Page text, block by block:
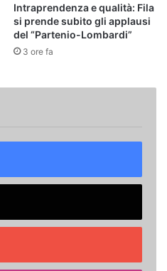
Intraprendenza e qualità: Fila
si prende subito gli applausi
del “Partenio-Lombardi”
3 ore fa